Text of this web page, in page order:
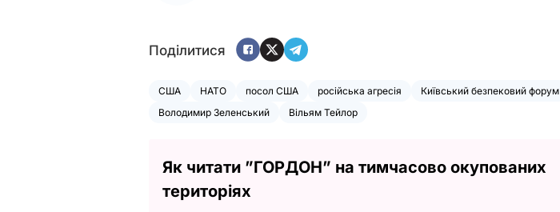
Поділитися
США НАТО посол США російська агресія Київський безпековий форум
Володимир Зеленський
Вільям Тейлор
Як читати ”ГОРДОН” на тимчасово окупованих
територіях